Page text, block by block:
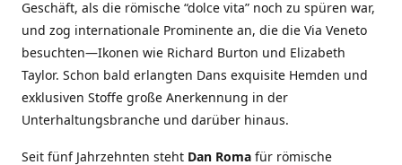
Geschäft, als die römische “dolce vita” noch zu spüren war,
und zog internationale Prominente an, die die Via Veneto
besuchten—Ikonen wie Richard Burton und Elizabeth
Taylor. Schon bald erlangten Dans exquisite Hemden und
exklusiven Stoffe große Anerkennung in der
Unterhaltungsbranche und darüber hinaus.
Seit fünf Jahrzehnten steht Dan Roma für römische